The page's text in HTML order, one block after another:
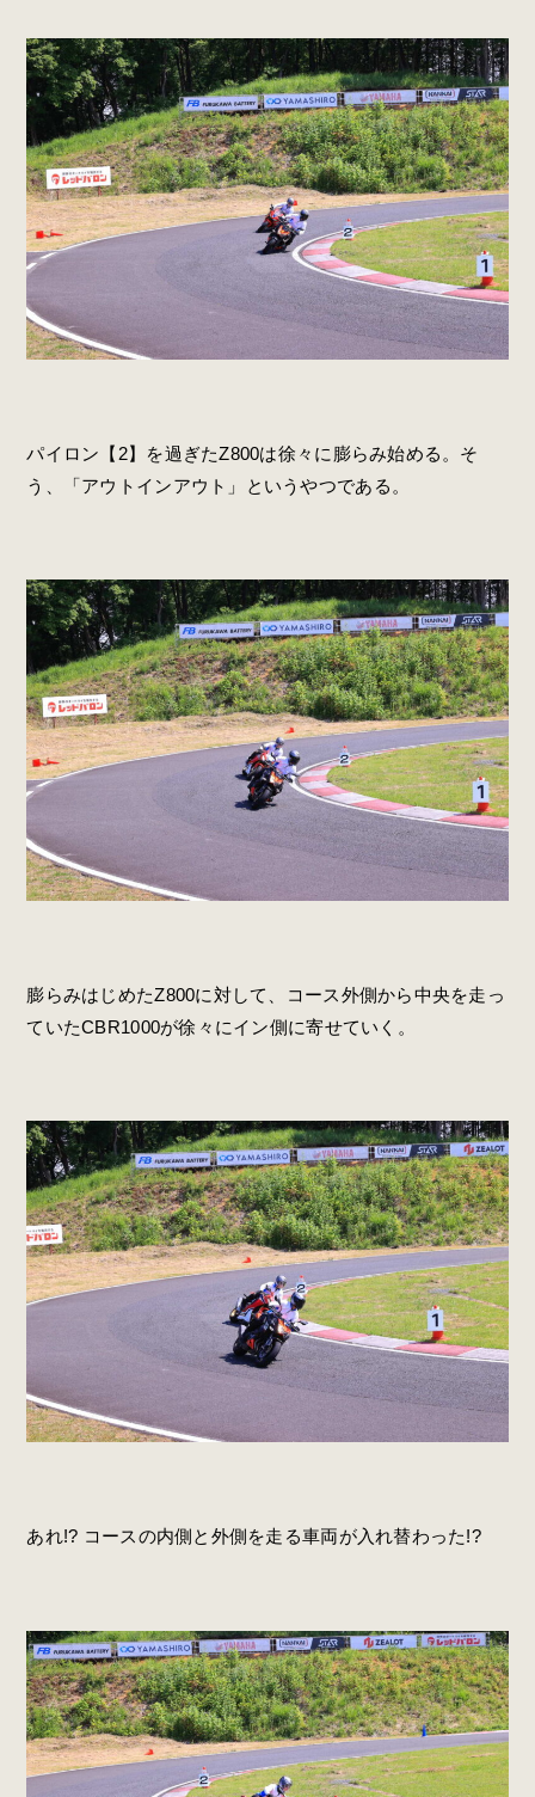
パイロン【2】を過ぎたZ800は徐々に膨らみ始める。そ
う、「アウトインアウト」というやつである。
膨らみはじめたZ800に対して、コース外側から中央を走っ
ていたCBR1000が徐々にイン側に寄せていく。
あれ!? コースの内側と外側を走る車両が入れ替わった!?